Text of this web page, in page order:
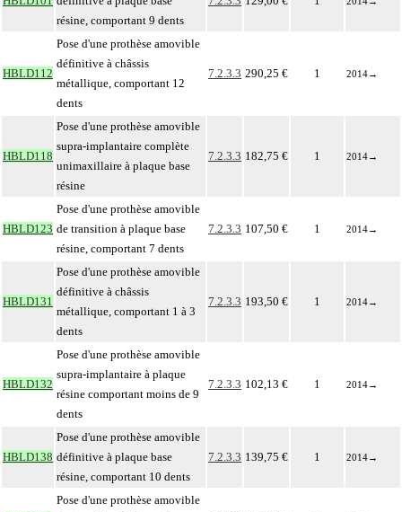
résine, comportant 9 dents
HBLD112
Pose d'une prothèse amovible
définitive à châssis
métallique, comportant 12
dents
7.2.3.3 290,25 € 1 2014→
HBLD118
Pose d'une prothèse amovible
supra-implantaire complète
unimaxillaire à plaque base
résine
7.2.3.3 182,75 € 1 2014→
HBLD123
Pose d'une prothèse amovible
de transition à plaque base
résine, comportant 7 dents
7.2.3.3 107,50 € 1 2014→
HBLD131
Pose d'une prothèse amovible
définitive à châssis
métallique, comportant 1 à 3
dents
7.2.3.3 193,50 € 1 2014→
HBLD132
Pose d'une prothèse amovible
supra-implantaire à plaque
résine comportant moins de 9
dents
7.2.3.3 102,13 € 1 2014→
HBLD138
Pose d'une prothèse amovible
définitive à plaque base
résine, comportant 10 dents
7.2.3.3 139,75 € 1 2014→
Pose d'une prothèse amovible